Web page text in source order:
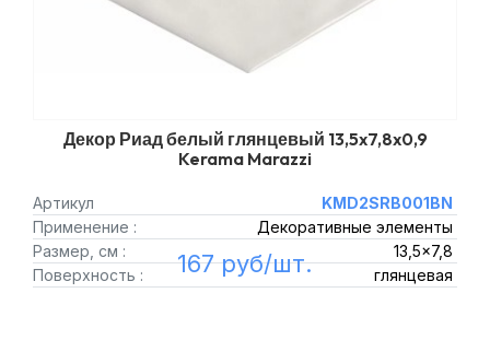
Декор Риад белый глянцевый 13,5x7,8x0,9
Kerama Marazzi
Артикул
KMD2SRB001BN
Применение :
Декоративные элементы
Размер, см :
13,5x7,8
Поверхность :
глянцевая
167 руб/шт.